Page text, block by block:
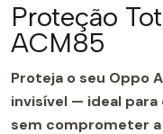
Proteção
ACM85
Proteja o seu Oppo
invisível — ideal
sem comprometer